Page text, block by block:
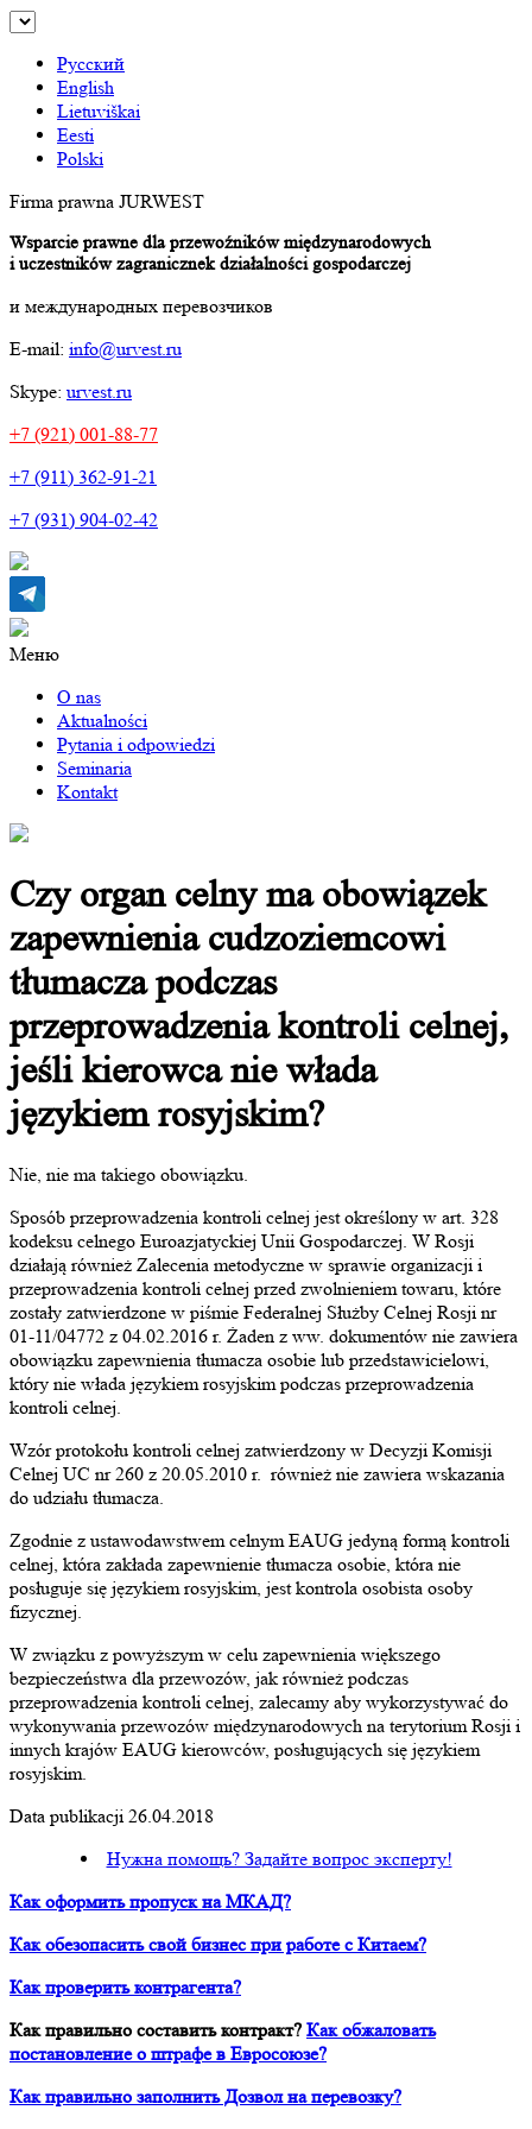
Русский
English
Lietuviškai
Eesti
Polski
Firma prawna JURWEST
Wsparcie prawne dla przewoźników międzynarodowych
i uczestników zagranicznek działalności gospodarczej
и международных перевозчиков
E-mail: info@urvest.ru
Skype: urvest.ru
+7 (921) 001-88-77
+7 (911) 362-91-21
+7 (931) 904-02-42
Меню
O nas
Aktualności
Pytania i odpowiedzi
Seminaria
Kontakt
Czy organ celny ma obowiązek
zapewnienia cudzoziemcowi
tłumacza podczas
przeprowadzenia kontroli celnej,
jeśli kierowca nie włada
językiem rosyjskim?
Nie, nie ma takiego obowiązku.
Sposób przeprowadzenia kontroli celnej jest określony w art. 328
kodeksu celnego Euroazjatyckiej Unii Gospodarczej. W Rosji
działają również Zalecenia metodyczne w sprawie organizacji i
przeprowadzenia kontroli celnej przed zwolnieniem towaru, które
zostały zatwierdzone w piśmie Federalnej Służby Celnej Rosji nr
01-11/04772 z 04.02.2016 r. Żaden z ww. dokumentów nie zawiera
obowiązku zapewnienia tłumacza osobie lub przedstawicielowi,
który nie włada językiem rosyjskim podczas przeprowadzenia
kontroli celnej.
Wzór protokołu kontroli celnej zatwierdzony w Decyzji Komisji
Celnej UC nr 260 z 20.05.2010 r. również nie zawiera wskazania
do udziału tłumacza.
Zgodnie z ustawodawstwem celnym EAUG jedyną formą kontroli
celnej, która zakłada zapewnienie tłumacza osobie, która nie
posługuje się językiem rosyjskim, jest kontrola osobista osoby
fizycznej.
W związku z powyższym w celu zapewnienia większego
bezpieczeństwa dla przewozów, jak również podczas
przeprowadzenia kontroli celnej, zalecamy aby wykorzystywać do
wykonywania przewozów międzynarodowych na terytorium Rosji i
innych krajów EAUG kierowców, posługujących się językiem
rosyjskim.
Data publikacji 26.04.2018
Нужна помощь? Задайте вопрос эксперту!
Как оформить пропуск на МКАД?
Как обезопасить свой бизнес при работе с Китаем?
Как проверить контрагента?
Как правильно составить контракт? Как обжаловать
постановление о штрафе в Евросоюзе?
Как правильно заполнить Дозвол на перевозку?